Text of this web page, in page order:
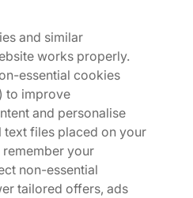
C
tennis, la Club C de
1985 et conçue pour 'le
d'une chaussure de
En termes de
une version
Plus de Reebok, qui a
avant d'être
C.
and similar
works properly.
essential cookies
to improve
and personalise
text files placed on your
your
non-essential
tailored offers, ads